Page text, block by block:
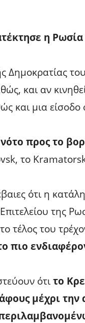
η Ρωσία
Δημοκρατίας
και αν
και μια είσοδο
προς το
το
ότι η
της
τέλος του
πιο
ότιτο
μέχρι την